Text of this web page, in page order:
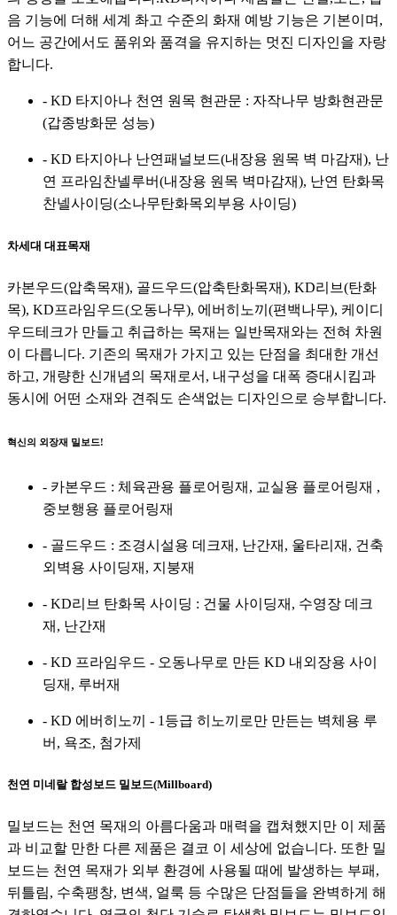
음 기능에 더해 세계 촤고 수준의 화재 예방 기능은 기본이며,
어느 공간에서도 품위와 품격을 유지하는 멋진 디자인을 자랑
합니다.
- KD 타지아나 천연 원목 현관문 : 자작나무 방화현관문
(갑종방화문 성능)
- KD 타지아나 난연패널보드(내장용 원목 벽 마감재), 난
연 프라임찬넬루버(내장용 원목 벽마감재), 난연 탄화목
찬넬사이딩(소나무탄화목외부용 사이딩)
차세대 대표목재
카본우드(압축목재), 골드우드(압축탄화목재), KD리브(탄화
목), KD프라임우드(오동나무), 에버히노끼(편백나무), 케이디
우드테크가 만들고 취급하는 목재는 일반목재와는 전혀 차원
이 다릅니다. 기존의 목재가 가지고 있는 단점을 최대한 개선
하고, 개량한 신개념의 목재로서, 내구성을 대폭 증대시킴과
동시에 어떤 소재와 견줘도 손색없는 디자인으로 승부합니다.
혁신의 외장재 밀보드!
- 카본우드 : 체육관용 플로어링재, 교실용 플로어링재 ,
중보행용 플로어링재
- 골드우드 : 조경시설용 데크재, 난간재, 울타리재, 건축
외벽용 사이딩재, 지붕재
- KD리브 탄화목 사이딩 : 건물 사이딩재, 수영장 데크
재, 난간재
- KD 프라임우드 - 오동나무로 만든 KD 내외장용 사이
딩재, 루버재
- KD 에버히노끼 - 1등급 히노끼로만 만든는 벽체용 루
버, 욕조, 첨가제
천연 미네랄 합성보드 밀보드(Millboard)
밀보드는 천연 목재의 아름다움과 매력을 캡쳐했지만 이 제품
과 비교할 만한 다른 제품은 결코 이 세상에 없습니다. 또한 밀
보드는 천연 목재가 외부 환경에 사용될 때에 발생하는 부패,
뒤틀림, 수축팽창, 변색, 얼룩 등 수많은 단점들을 완벽하게 해